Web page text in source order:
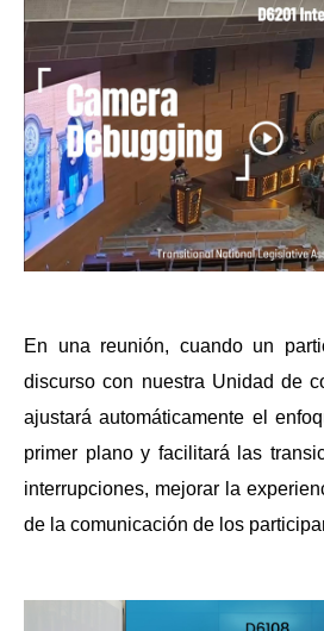
En una reunión, cuando un
discurso con nuestra Unidad de
ajustará automáticamente el
primer plano y facilitará las
interrupciones, mejorar la
de la comunicación de los